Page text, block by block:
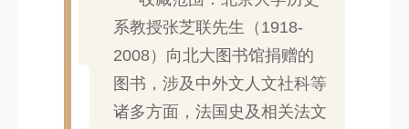
系教授张芝联先生（1918-
2008）向北大图书馆捐赠的
图书，涉及中外文人文社科等
诸多方面，法国史及相关法文